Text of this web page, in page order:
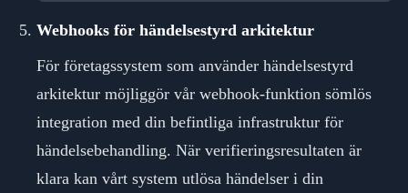
Webhooks för händelsestyrd arkitektur
För företagssystem som använder händelsestyrd
arkitektur möjliggör vår webhook-funktion sömlös
integration med din befintliga infrastruktur för
händelsebehandling. När verifieringsresultaten är
klara kan vårt system utlösa händelser i din